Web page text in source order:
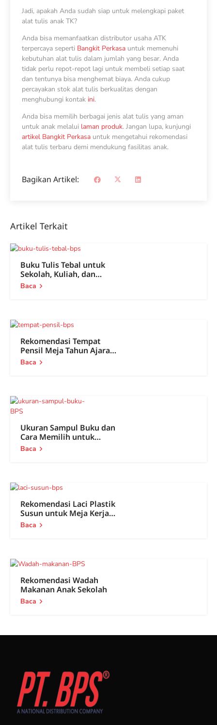
Jadi, apakah Anda sudah siap untuk melengkapi paket
alat tulis anak TK?
Anda bisa memanfaatkan distributor usaha ATK
terpercaya seperti Bangkit Perkasa untuk memenuhi
kebutuhan alat tulis dalam jumlah yang besar. Anda
tidak perlu repot-repot lagi untuk membeli setiap saat
dan tentunya bisa menghemat biaya. Anda cukup
percayakan stok alat tulis berkualitas dengan
menghubungi kontak ini.
Anda bisa memilih berbagai jenis alat tulis yang aman
untuk anak melalui laman produk. Jangan lupa, kunjungi
artikel Bangkit Perkasa untuk mengetahui rekomendasi
alat tulis terbaru demi mendukung fasilitas anak.
Bagikan Artikel:
Artikel Terkait
Buku Tulis Tebal untuk
Sekolah, Kuliah, dan
Kantor
Baca
Rekomendasi Tempat
Pensil Meja Tahun Ajaran
Baru
Baca
Ukuran Sampul Buku dan
Cara Memilih untuk
Tahun Ajaran Baru
Baca
Rekomendasi Laci Plastik
Susun untuk Meja Kerja
dan Rumah
Baca
Rekomendasi Wadah
Makanan Anak Sekolah
Baca